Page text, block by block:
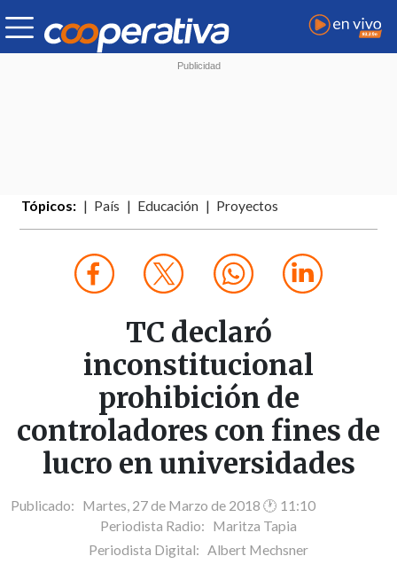
Tópicos: País Educación Proyectos
TC declaró
inconstitucional
prohibición de
controladores con fines de
lucro en universidades
Publicado: Martes, 27 de Marzo de 2018 🕐 11:10
Periodista Radio: Maritza Tapia
Periodista Digital: Albert Mechsner